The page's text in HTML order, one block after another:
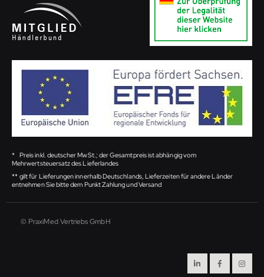
* Preis inkl. deutscher MwSt.; der Gesamtpreis ist abhängig vom
Mehrwertsteuersatz des Lieferlandes
** gilt für Lieferungen innerhalb Deutschlands, Lieferzeiten für andere Länder
entnehmen Sie bitte dem Punkt Zahlung und Versand
© PraxiMed Vertriebs GmbH